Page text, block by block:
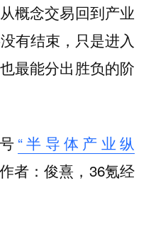
概念交易回到产业
有结束，只是进入
最能分出胜负的阶
“半导体产业纵
作者：俊熹，36氪经